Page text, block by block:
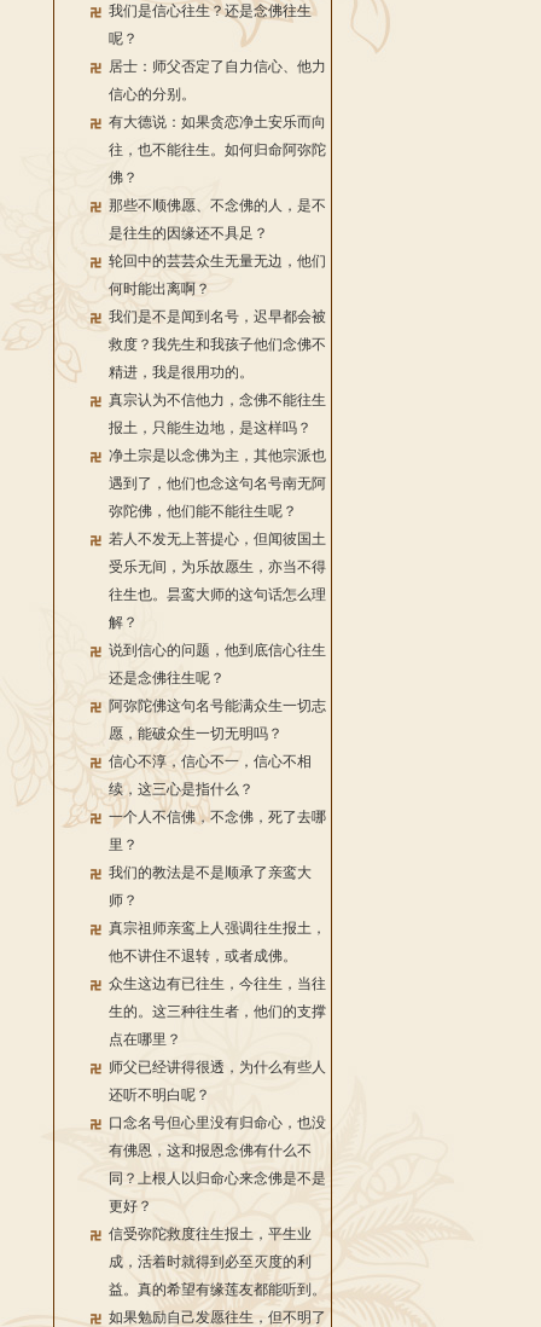
我们是信心往生？还是念佛往生
呢？
居士：师父否定了自力信心、他力
信心的分别。
有大德说：如果贪恋净土安乐而向
往，也不能往生。如何归命阿弥陀
佛？
那些不顺佛愿、不念佛的人，是不
是往生的因缘还不具足？
轮回中的芸芸众生无量无边，他们
何时能出离啊？
我们是不是闻到名号，迟早都会被
救度？我先生和我孩子他们念佛不
精进，我是很用功的。
真宗认为不信他力，念佛不能往生
报土，只能生边地，是这样吗？
净土宗是以念佛为主，其他宗派也
遇到了，他们也念这句名号南无阿
弥陀佛，他们能不能往生呢？
若人不发无上菩提心，但闻彼国土
受乐无间，为乐故愿生，亦当不得
往生也。昙鸾大师的这句话怎么理
解？
说到信心的问题，他到底信心往生
还是念佛往生呢？
阿弥陀佛这句名号能满众生一切志
愿，能破众生一切无明吗？
信心不淳，信心不一，信心不相
续，这三心是指什么？
一个人不信佛，不念佛，死了去哪
里？
我们的教法是不是顺承了亲鸾大
师？
真宗祖师亲鸾上人强调往生报土，
他不讲住不退转，或者成佛。
众生这边有已往生，今往生，当往
生的。这三种往生者，他们的支撑
点在哪里？
师父已经讲得很透，为什么有些人
还听不明白呢？
口念名号但心里没有归命心，也没
有佛恩，这和报恩念佛有什么不
同？上根人以归命心来念佛是不是
更好？
信受弥陀救度往生报土，平生业
成，活着时就得到必至灭度的利
益。真的希望有缘莲友都能听到。
如果勉励自己发愿往生，但不明了